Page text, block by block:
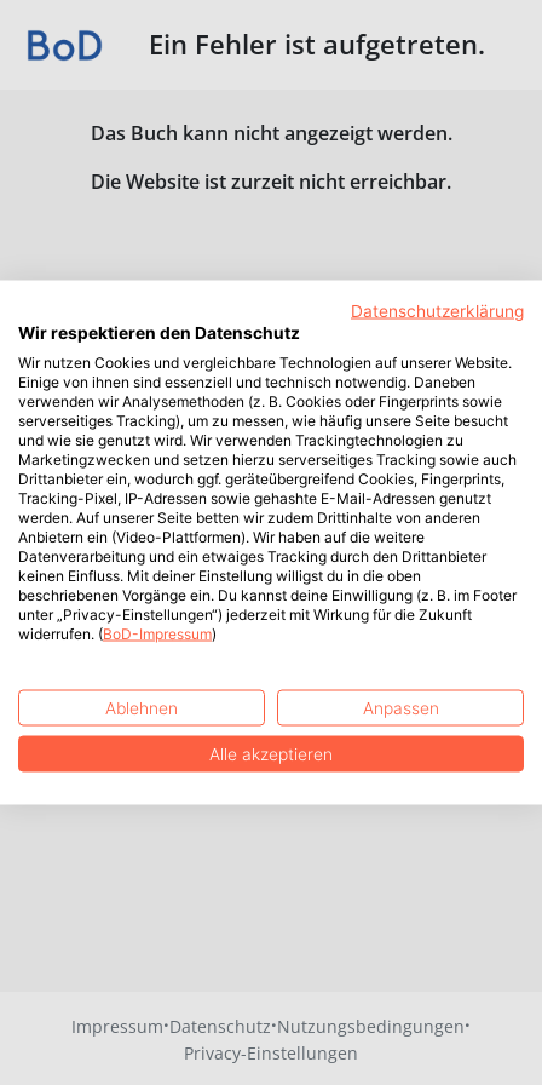
Ein Fehler ist aufgetreten.
Das Buch kann nicht angezeigt werden.
Die Website ist zurzeit nicht erreichbar.
Impressum·Datenschutz·Nutzungsbedingungen·
Privacy-Einstellungen
Datenschutzerklärung
Wir respektieren den Datenschutz
Wir nutzen Cookies und vergleichbare Technologien auf unserer Website.
Einige von ihnen sind essenziell und technisch notwendig. Daneben
verwenden wir Analysemethoden (z. B. Cookies oder Fingerprints sowie
serverseitiges Tracking), um zu messen, wie häufig unsere Seite besucht
und wie sie genutzt wird. Wir verwenden Trackingtechnologien zu
Marketingzwecken und setzen hierzu serverseitiges Tracking sowie auch
Drittanbieter ein, wodurch ggf. geräteübergreifend Cookies, Fingerprints,
Tracking-Pixel, IP-Adressen sowie gehashte E-Mail-Adressen genutzt
werden. Auf unserer Seite betten wir zudem Drittinhalte von anderen
Anbietern ein (Video-Plattformen). Wir haben auf die weitere
Datenverarbeitung und ein etwaiges Tracking durch den Drittanbieter
keinen Einfluss. Mit deiner Einstellung willigst du in die oben
beschriebenen Vorgänge ein. Du kannst deine Einwilligung (z. B. im Footer
unter „Privacy-Einstellungen“) jederzeit mit Wirkung für die Zukunft
widerrufen. (BoD-Impressum)
Ablehnen Anpassen
Alle akzeptieren